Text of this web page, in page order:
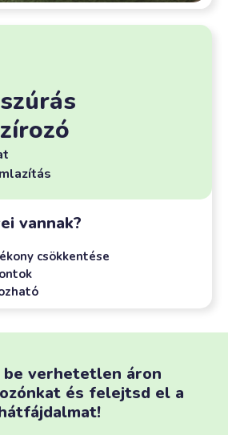
vannak?
csökkentése
be verhetetlen áron
és felejtsd el a